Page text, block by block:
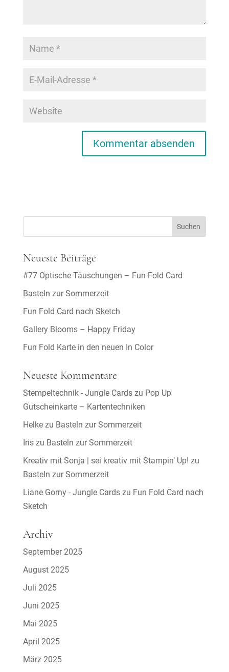
Neueste Beiträge
#77 Optische Täuschungen – Fun Fold Card
Basteln zur Sommerzeit
Fun Fold Card nach Sketch
Gallery Blooms – Happy Friday
Fun Fold Karte in den neuen In Color
Neueste Kommentare
Stempeltechnik - Jungle Cardszu Pop Up
Gutscheinkarte – Kartentechniken
Helkezu Basteln zur Sommerzeit
Iriszu Basteln zur Sommerzeit
Kreativ mit Sonja | sei kreativ mit Stampin’ Up! zu
Basteln zur Sommerzeit
Liane Gorny - Jungle Cardszu Fun Fold Card nach
Sketch
Archiv
September 2025
August 2025
Juli 2025
Juni 2025
Mai 2025
April 2025
März 2025